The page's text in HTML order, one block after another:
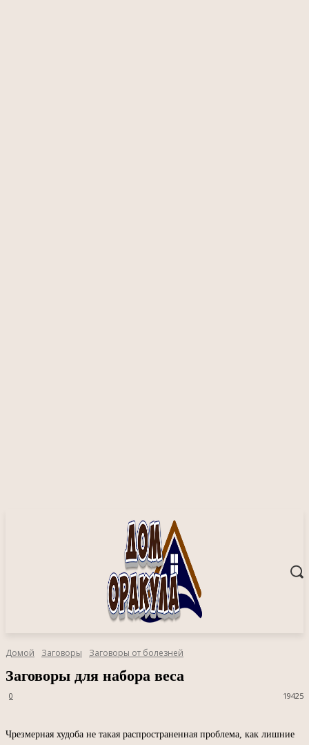
Домой Заговоры Заговоры от болезней
Заговоры для набора веса
19425
0
Чрезмерная худоба не такая распространенная проблема, как лишние